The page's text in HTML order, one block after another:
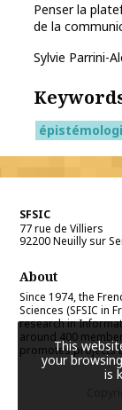
Penser la
de la
Sylvie Parrini-
SFSIC
77 rue de Villiers
92200Neuilly sur
About
Since 1974, the
Sciences (SFSIC in
research in
around 400
promotes projects
This
your
is